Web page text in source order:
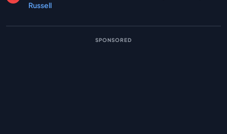
Russell
SPONSORED